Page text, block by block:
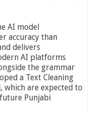
AI model
accuracy than
delivers
AI platforms
the grammar
a Text Cleaning
which are expected to
Punjabi